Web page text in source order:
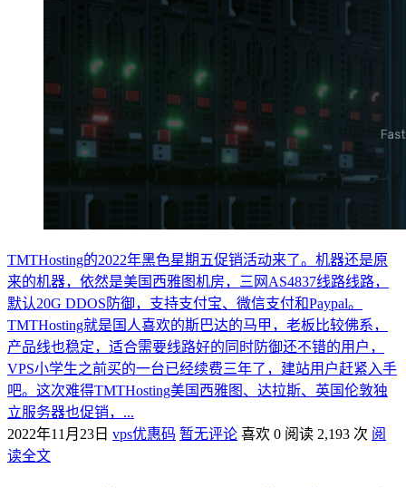
TMTHosting的2022年黑色星期五促销活动来了。机器还是原
来的机器，依然是美国西雅图机房，三网AS4837线路线路，
默认20G DDOS防御，支持支付宝、微信支付和Paypal。
TMTHosting就是国人喜欢的斯巴达的马甲，老板比较佛系，
产品线也稳定，适合需要线路好的同时防御还不错的用户，
VPS小学生之前买的一台已经续费三年了，建站用户赶紧入手
吧。这次难得TMTHosting美国西雅图、达拉斯、英国伦敦独
立服务器也促销，...
2022年11月23日 vps优惠码 暂无评论 喜欢 0 阅读 2,193 次 阅
读全文